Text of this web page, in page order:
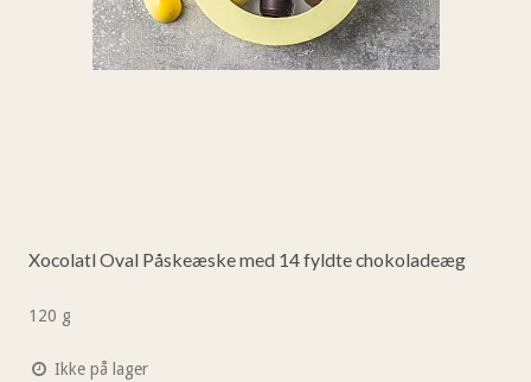
Xocolatl Oval Påskeæske med 14 fyldte chokoladeæg
120 g
Ikke på lager